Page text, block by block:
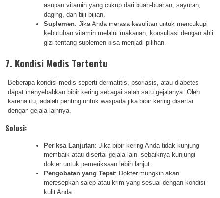
asupan vitamin yang cukup dari buah-buahan, sayuran,
daging, dan biji-bijian.
Suplemen: Jika Anda merasa kesulitan untuk mencukupi
kebutuhan vitamin melalui makanan, konsultasi dengan ahli
gizi tentang suplemen bisa menjadi pilihan.
7. Kondisi Medis Tertentu
Beberapa kondisi medis seperti dermatitis, psoriasis, atau diabetes
dapat menyebabkan bibir kering sebagai salah satu gejalanya. Oleh
karena itu, adalah penting untuk waspada jika bibir kering disertai
dengan gejala lainnya.
Solusi:
Periksa Lanjutan: Jika bibir kering Anda tidak kunjung
membaik atau disertai gejala lain, sebaiknya kunjungi
dokter untuk pemeriksaan lebih lanjut.
Pengobatan yang Tepat: Dokter mungkin akan
meresepkan salep atau krim yang sesuai dengan kondisi
kulit Anda.